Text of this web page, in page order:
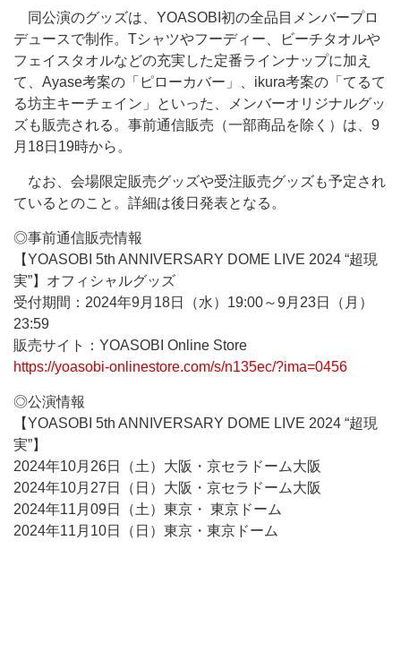
同公演のグッズは、YOASOBI初の全品目メンバープロ
デュースで制作。Tシャツやフーディー、ビーチタオルや
フェイスタオルなどの充実した定番ラインナップに加え
て、Ayase考案の「ピローカバー」、ikura考案の「てるて
る坊主キーチェイン」といった、メンバーオリジナルグッ
ズも販売される。事前通信販売（一部商品を除く）は、9
月18日19時から。
なお、会場限定販売グッズや受注販売グッズも予定され
ているとのこと。詳細は後日発表となる。
◎事前通信販売情報
【YOASOBI 5th ANNIVERSARY DOME LIVE 2024 “超現
実”】オフィシャルグッズ
受付期間：2024年9月18日（水）19:00～9月23日（月）
23:59
販売サイト：YOASOBI Online Store
https://yoasobi-onlinestore.com/s/n135ec/?ima=0456
◎公演情報
【YOASOBI 5th ANNIVERSARY DOME LIVE 2024 “超現
実”】
2024年10月26日（土）大阪・京セラドーム大阪
2024年10月27日（日）大阪・京セラドーム大阪
2024年11月09日（土）東京・ 東京ドーム
2024年11月10日（日）東京・東京ドーム